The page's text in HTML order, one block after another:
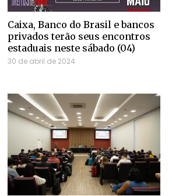
Caixa, Banco do Brasil e bancos
privados terão seus encontros
estaduais neste sábado (04)
30 de abril de 2024